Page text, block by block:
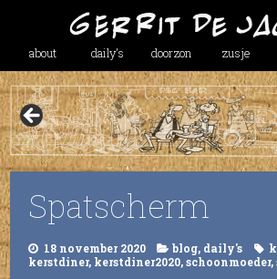
about daily’s doorzon zusje
Spatscherm
18 november 2020 blog, daily's
kerstdiner, kerstdiner2020,schoonmoeder,